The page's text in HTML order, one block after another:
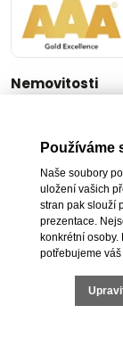
Nemovitosti
Byty na prodej i k
Rodinné domy na
Skladové prostory
Kanceláře
Obchody
Používáme
Naše soubory
uložení vašich
stran pak slouží
prezentace.
konkrétní
potřebujeme